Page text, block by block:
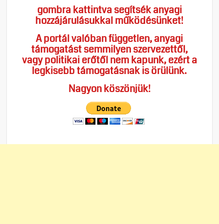
gombra kattintva segítsék anyagi
hozzájárulásukkal működésünket!
A portál valóban független, anyagi
támogatást semmilyen szervezettől,
vagy politikai erőtől nem kapunk, ezért a
legkisebb támogatásnak is örülünk.
Nagyon köszönjük!